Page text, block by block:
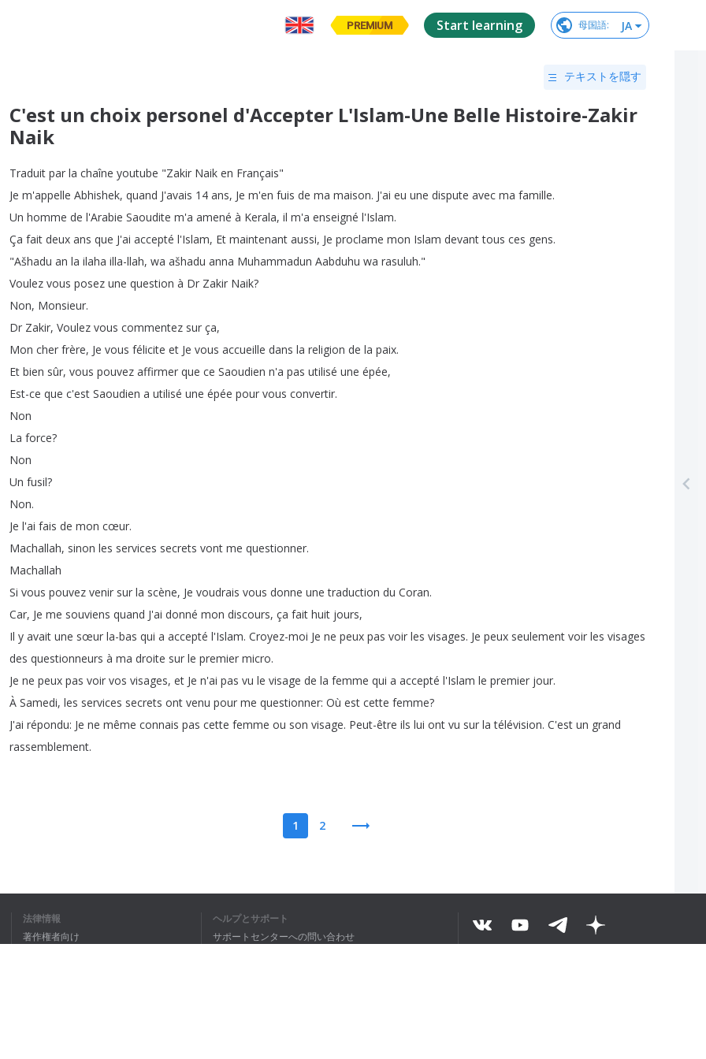
PREMIUM Start learning 母国語: JA
テキストを隠す
C'est un choix personel d'Accepter L'Islam-Une Belle Histoire-Zakir
Naik
Traduit par la chaîne youtube "Zakir Naik en Français"
Je m'appelle Abhishek, quand J'avais 14 ans, Je m'en fuis de ma maison. J'ai eu une dispute avec ma famille.
Un homme de l'Arabie Saoudite m'a amené à Kerala, il m'a enseigné l'Islam.
Ça fait deux ans que J'ai accepté l'Islam, Et maintenant aussi, Je proclame mon Islam devant tous ces gens.
"Ašhadu an la ilaha illa-llah, wa ašhadu anna Muhammadun Aabduhu wa rasuluh."
Voulez vous posez une question à Dr Zakir Naik?
Non, Monsieur.
Dr Zakir, Voulez vous commentez sur ça,
Mon cher frère, Je vous félicite et Je vous accueille dans la religion de la paix.
Et bien sûr, vous pouvez affirmer que ce Saoudien n'a pas utilisé une épée,
Est-ce que c'est Saoudien a utilisé une épée pour vous convertir.
Non
La force?
Non
Un fusil?
Non.
Je l'ai fais de mon cœur.
Machallah, sinon les services secrets vont me questionner.
Machallah
Si vous pouvez venir sur la scène, Je voudrais vous donne une traduction du Coran.
Car, Je me souviens quand J'ai donné mon discours, ça fait huit jours,
Il y avait une sœur la-bas qui a accepté l'Islam. Croyez-moi Je ne peux pas voir les visages. Je peux seulement voir les visages
des questionneurs à ma droite sur le premier micro.
Je ne peux pas voir vos visages, et Je n'ai pas vu le visage de la femme qui a accepté l'Islam le premier jour.
À Samedi, les services secrets ont venu pour me questionner: Où est cette femme?
J'ai répondu: Je ne même connais pas cette femme ou son visage. Peut-être ils lui ont vu sur la télévision. C'est un grand
rassemblement.
1 2
法律情報
著作権者向け
ヘルプとサポート
サポートセンターへの問い合わせ